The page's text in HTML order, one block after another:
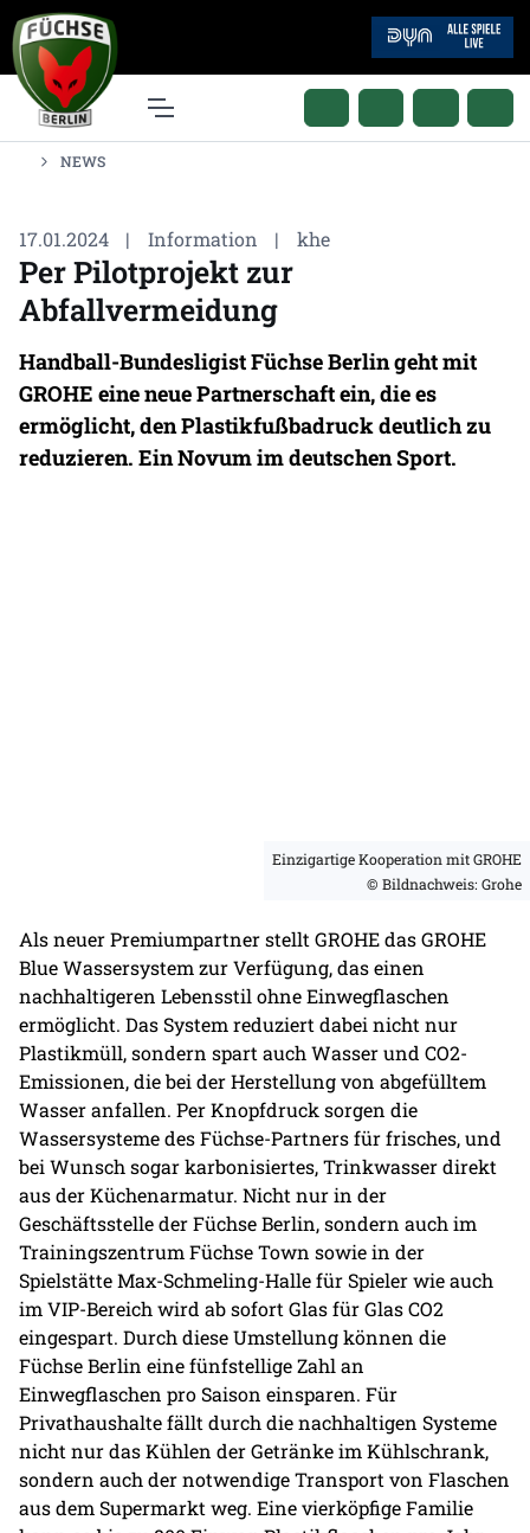
NEWS
17.01.2024 | Information | khe
Per Pilotprojekt zur
Abfallvermeidung
Handball-Bundesligist Füchse Berlin geht mit
GROHE eine neue Partnerschaft ein, die es
ermöglicht, den Plastikfußbadruck deutlich zu
reduzieren. Ein Novum im deutschen Sport.
Einzigartige Kooperation mit GROHE
© Bildnachweis: Grohe
Als neuer Premiumpartner stellt GROHE dasGROHE
Blue Wassersystemzur Verfügung, das einen
nachhaltigeren Lebensstil ohne Einwegflaschen
ermöglicht. Das System reduziert dabei nicht nur
Plastikmüll, sondern spart auch Wasser und CO2-
Emissionen, die bei der Herstellung von abgefülltem
Wasser anfallen. Per Knopfdruck sorgen die
Wassersysteme des Füchse-Partners für frisches, und
bei Wunsch sogar karbonisiertes, Trinkwasser direkt
aus der Küchenarmatur. Nicht nur in der
Geschäftsstelle der Füchse Berlin, sondern auch im
Trainingszentrum Füchse Town sowie in der
Spielstätte Max-Schmeling-Halle für Spieler wie auch
im VIP-Bereich wird ab sofort Glas für Glas CO2
eingespart. Durch diese Umstellung können die
Füchse Berlin eine fünfstellige Zahl an
Einwegflaschen pro Saison einsparen. Für
Privathaushalte fällt durch die nachhaltigen Systeme
nicht nur das Kühlen der Getränke im Kühlschrank,
sondern auch der notwendige Transport von Flaschen
aus dem Supermarkt weg. Eine vierköpfige Familie